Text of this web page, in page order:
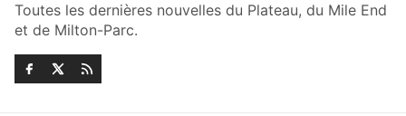
Toutes les dernières nouvelles du Plateau, du Mile End
et de Milton-Parc.